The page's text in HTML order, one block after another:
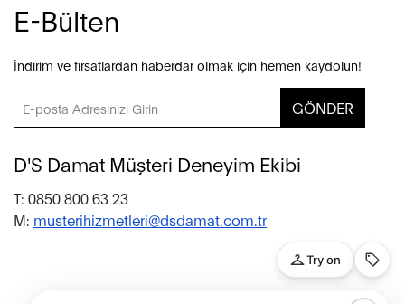
E-Bülten
İndirim ve fırsatlardan haberdar olmak için hemen kaydolun!
GÖNDER
D'S Damat Müşteri Deneyim Ekibi
T: 0850 800 63 23
M: musterihizmetleri@dsdamat.com.tr